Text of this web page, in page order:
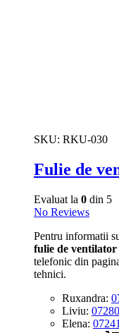
SKU: RKU-030
Fulie de
Evaluat la 0 din 5
No Reviews
Pentru informatii
fulie de
telefonic din
tehnici.
Ruxandra:
Liviu:
Elena: